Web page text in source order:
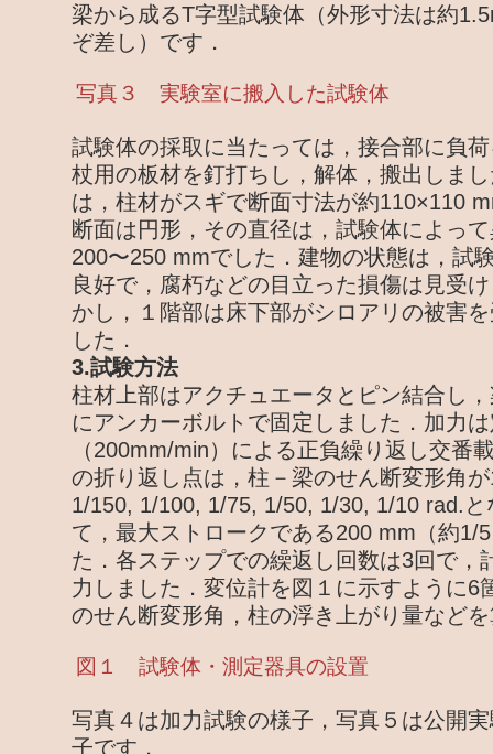
梁から成るT字型試験体（外形寸法は約
ぞ差し）です．
写真３ 実験室に搬入した試験体
試験体の採取に当たっては，接合部に負
杖用の板材を釘打ちし，解体，搬出しま
は，柱材がスギで断面寸法が約110×110
断面は円形，その直径は，試験体によっ
200〜250 mmでした．建物の状態は，試
良好で，腐朽などの目立った損傷は見受
かし，１階部は床下部がシロアリの被害
した．
3.試験方法
柱材上部はアクチュエータとピン結合し
にアンカーボルトで固定しました．加力
（200mm/min）による正負繰り返し交番
の折り返し点は，柱－梁のせん断変形角
1/150, 1/100, 1/75, 1/50, 1/30, 1/10 rad.
て，最大ストロークである200 mm（約1/
た．各ステップでの繰返し回数は3回で，
力しました．変位計を図１に示すように6
のせん断変形角，柱の浮き上がり量など
図１ 試験体・測定器具の設置
写真４は加力試験の様子，写真５は公開
子です．